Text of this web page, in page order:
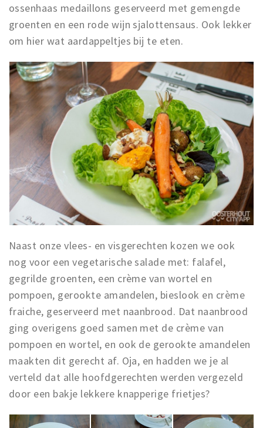
ossenhaas medaillons geserveerd met gemengde
groenten en een rode wijn sjalottensaus. Ook lekker
om hier wat aardappeltjes bij te eten.
Naast onze vlees- en visgerechten kozen we ook
nog voor een vegetarische salade met: falafel,
gegrilde groenten, een crème van wortel en
pompoen, gerookte amandelen, bieslook en crème
fraiche, geserveerd met naanbrood. Dat naanbrood
ging overigens goed samen met de crème van
pompoen en wortel, en ook de gerookte amandelen
maakten dit gerecht af. Oja, en hadden we je al
verteld dat alle hoofdgerechten werden vergezeld
door een bakje lekkere knapperige frietjes?